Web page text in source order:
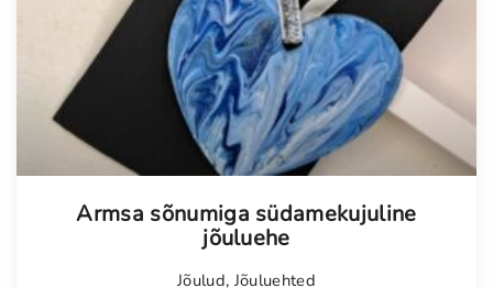
Armsa sõnumiga südamekujuline
jõuluehe
Jõulud, Jõuluehted